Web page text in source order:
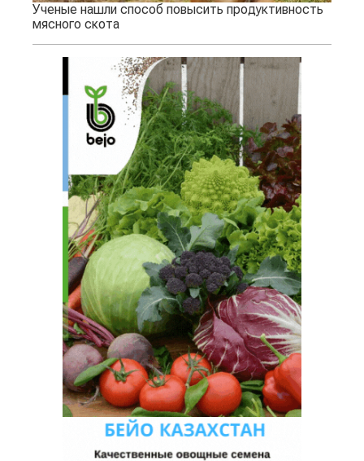
Ученые нашли способ повысить продуктивность
мясного скота